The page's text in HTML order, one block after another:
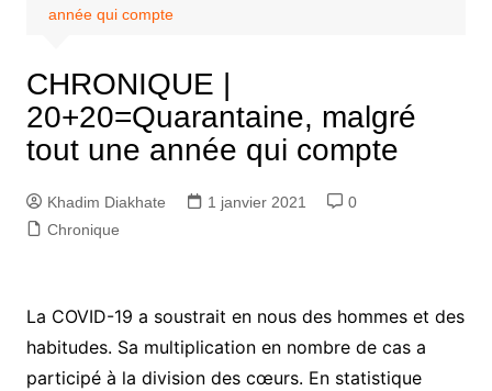
année qui compte
CHRONIQUE |
20+20=Quarantaine, malgré
tout une année qui compte
Khadim Diakhate 1 janvier 2021
0
Chronique
La COVID-19 a soustrait en nous des hommes et des
habitudes. Sa multiplication en nombre de cas a
participé à la division des cœurs. En statistique